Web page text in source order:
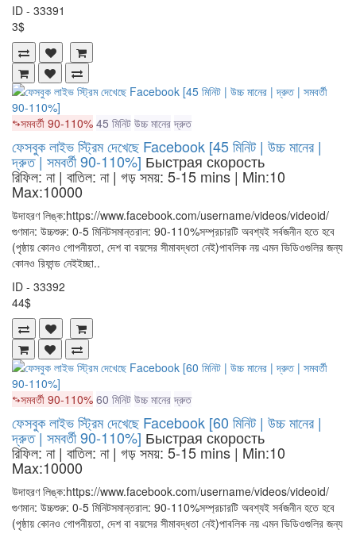
ID - 33391
3$
সমবর্তী 90-110% 45 মিনিট উচ্চ মানের দ্রুত
ফেসবুক লাইভ স্ট্রিম দেখেছে Facebook [45 মিনিট | উচ্চ মানের |
দ্রুত | সমবর্তী 90-110%] Быстрая скорость
রিফিল: না | বাতিল: না | গড় সময়: 5-15 mins | Min:10
Max:10000
উদাহরণ লিঙ্ক:https://www.facebook.com/username/videos/videoid/
গুণমান: উচ্চশুরু: 0-5 মিনিটসমান্তরাল: 90-110%সম্প্রচারটি অবশ্যই সর্বজনীন হতে হবে
(পৃষ্ঠায় কোনও গোপনীয়তা, দেশ বা বয়সের সীমাবদ্ধতা নেই)পাবলিক নয় এমন ভিডিওগুলির জন্য
কোনও রিফান্ড নেইইচ্ছা..
ID - 33392
44$
সমবর্তী 90-110% 60 মিনিট উচ্চ মানের দ্রুত
ফেসবুক লাইভ স্ট্রিম দেখেছে Facebook [60 মিনিট | উচ্চ মানের |
দ্রুত | সমবর্তী 90-110%] Быстрая скорость
রিফিল: না | বাতিল: না | গড় সময়: 5-15 mins | Min:10
Max:10000
উদাহরণ লিঙ্ক:https://www.facebook.com/username/videos/videoid/
গুণমান: উচ্চশুরু: 0-5 মিনিটসমান্তরাল: 90-110%সম্প্রচারটি অবশ্যই সর্বজনীন হতে হবে
(পৃষ্ঠায় কোনও গোপনীয়তা, দেশ বা বয়সের সীমাবদ্ধতা নেই)পাবলিক নয় এমন ভিডিওগুলির জন্য